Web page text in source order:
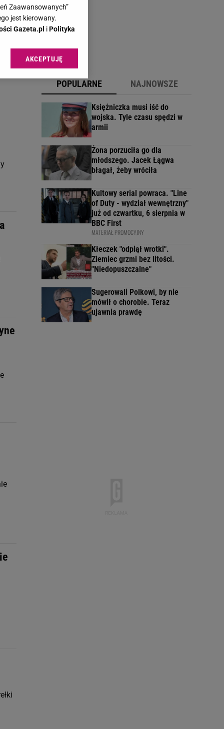
POPULARNE NAJNOWSZE
Księżniczka musi iść do
wojska. Tyle czasu spędzi w
armii
Żona porzuciła go dla
młodszego. Jacek Łągwa
błagał, żeby wróciła
Kultowy serial powraca. "Line
of Duty - wydział wewnętrzny"
już od czwartku, 6 sierpnia w
BBC First
MATERIAŁ PROMOCYJNY
Kłeczek "odpiął wrotki".
Ziemiec grzmi bez litości.
"Niedopuszczalne"
Sugerowali Polkowi, by nie
mówił o chorobie. Teraz
ujawnia prawdę
Zaawansowanych”
jest kierowany.
Gazeta.pl iPolityka
sp. z o.o., jej
danych poprzez
Zmiana ustawień
celów identyfikacji.
reklam i treści,
AKCEPTUJĘ